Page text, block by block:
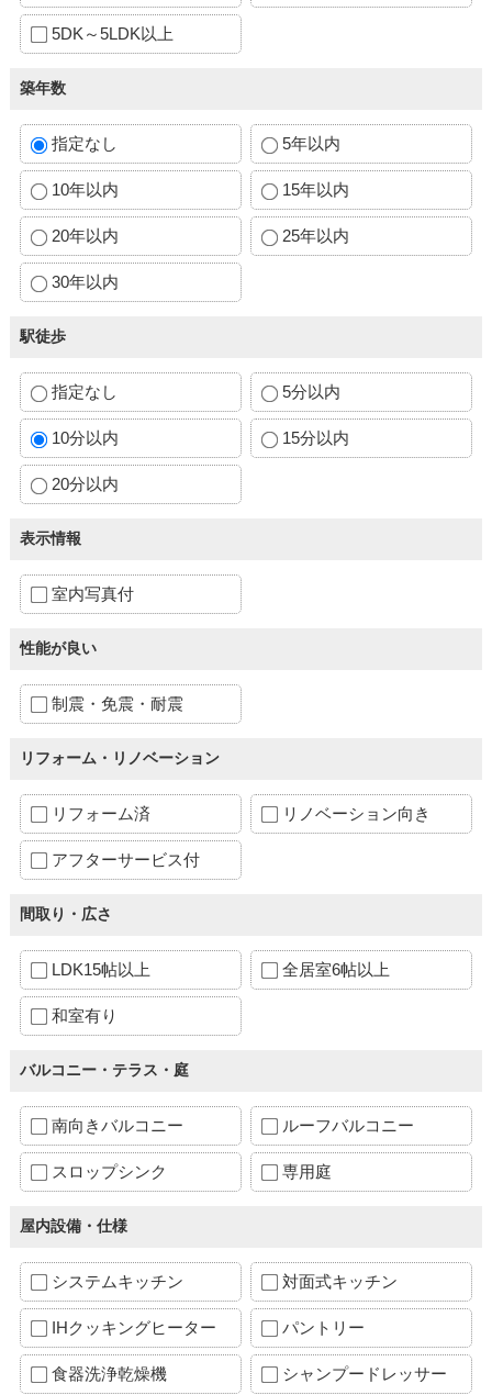
5DK～5LDK以上
築年数
指定なし 5年以内
10年以内 15年以内
20年以内 25年以内
30年以内
駅徒歩
指定なし 5分以内
10分以内 15分以内
20分以内
表示情報
室内写真付
性能が良い
制震・免震・耐震
リフォーム・リノベーション
リフォーム済 リノベーション向き
アフターサービス付
間取り・広さ
LDK15帖以上 全居室6帖以上
和室有り
バルコニー・テラス・庭
南向きバルコニー ルーフバルコニー
スロップシンク 専用庭
屋内設備・仕様
システムキッチン 対面式キッチン
IHクッキングヒーター パントリー
食器洗浄乾燥機 シャンプードレッサー